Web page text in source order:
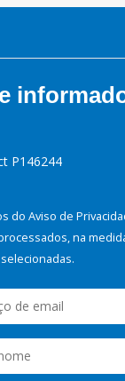
P146244
do Aviso de
na